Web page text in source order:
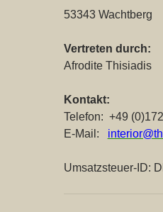
53343 Wachtberg
Vertreten durch:
Afrodite Thisiadis
Kontakt:
Telefon: +49 (0)
E-Mail:
Umsatzsteuer-ID: